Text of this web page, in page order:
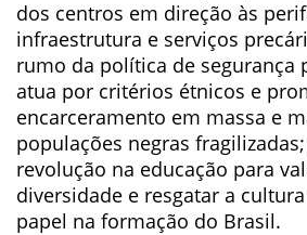
dos centros em direção às
infraestrutura e serviços
rumo da política de segurança
atua por critérios étnicos e
encarceramento em massa e
populações negras
revolução na educação para
diversidade e resgatar a
papel na formação do Brasil.